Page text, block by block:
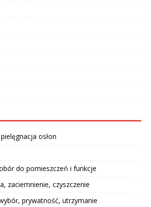
osłon
do pomieszczeń i funkcje
zaciemnienie, czyszczenie
prywatność, utrzymanie